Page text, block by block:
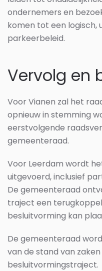
ondernemers en
komen tot een logisch,
parkeerbeleid.
Vervolg en
Voor Vianen zal het
opnieuw in stemming
eerstvolgende
gemeenteraad.
Voor Leerdam wordt
uitgevoerd, inclusief
De gemeenteraad
traject een
besluitvorming kan
De gemeenteraad
van de stand van
besluitvormingstraject.